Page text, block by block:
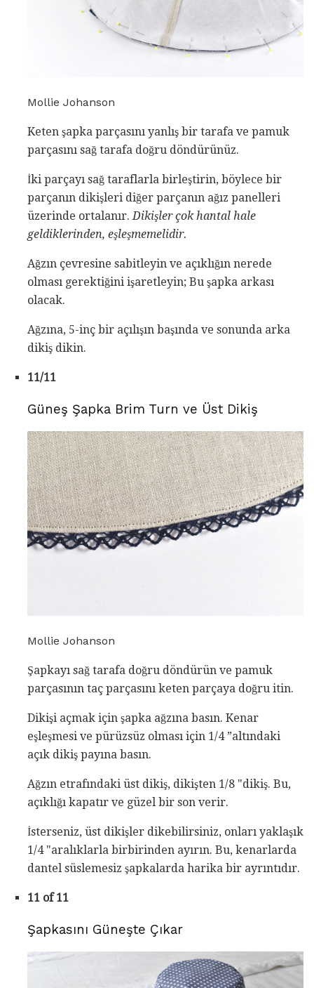
Mollie Johanson
Keten şapka parçasını yanlış bir tarafa ve pamuk
parçasını sağ tarafa doğru döndürünüz.
İki parçayı sağ taraflarla birleştirin, böylece bir
parçanın dikişleri diğer parçanın ağız panelleri
üzerinde ortalanır.Dikişler çok hantal hale
geldiklerinden, eşleşmemelidir.
Ağzın çevresine sabitleyin ve açıklığın nerede
olması gerektiğini işaretleyin; Bu şapka arkası
olacak.
Ağzına, 5-inç bir açılışın başında ve sonunda arka
dikiş dikin.
11/11
Güneş Şapka Brim Turn ve Üst Dikiş
Mollie Johanson
Şapkayı sağ tarafa doğru döndürün ve pamuk
parçasının taç parçasını keten parçaya doğru itin.
Dikişi açmak için şapka ağzına basın. Kenar
eşleşmesi ve pürüzsüz olması için 1/4 ”altındaki
açık dikiş payına basın.
Ağzın etrafındaki üst dikiş, dikişten 1/8 "dikiş. Bu,
açıklığı kapatır ve güzel bir son verir.
İsterseniz, üst dikişler dikebilirsiniz, onları yaklaşık
1/4 "aralıklarla birbirinden ayırın. Bu, kenarlarda
dantel süslemesiz şapkalarda harika bir ayrıntıdır.
11 of 11
Şapkasını Güneşte Çıkar